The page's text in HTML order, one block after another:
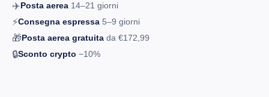
✈️Posta aerea 14–21 giorni
⚡Consegna espressa 5–9 giorni
🎁Posta aerea gratuita da €172,99
🔒Sconto crypto −10%